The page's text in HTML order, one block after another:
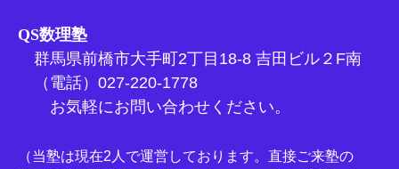
QS数理塾
群馬県前橋市大手町2丁目18-8 吉田ビル２F南
（電話）027-220-1778
お気軽にお問い合わせください。
（当塾は現在2人で運営しております。直接ご来塾の